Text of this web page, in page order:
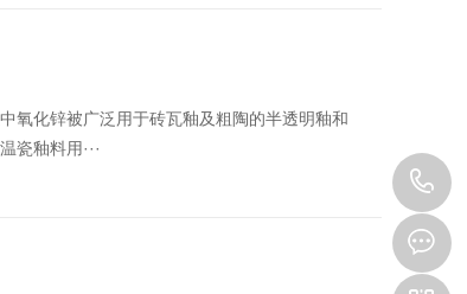
氧化锌被广泛用于砖瓦釉及粗陶的半透明釉和
瓷釉料用···